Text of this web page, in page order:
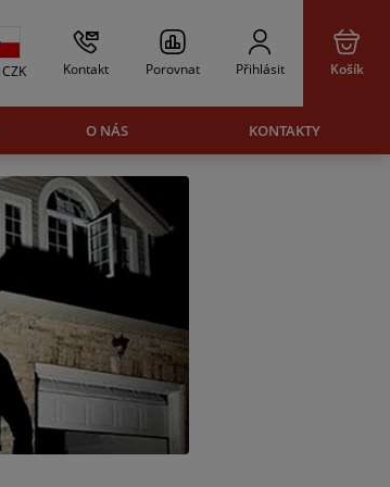
CZK Kontakt Porovnat Přihlásit Košík
O NÁS KONTAKTY